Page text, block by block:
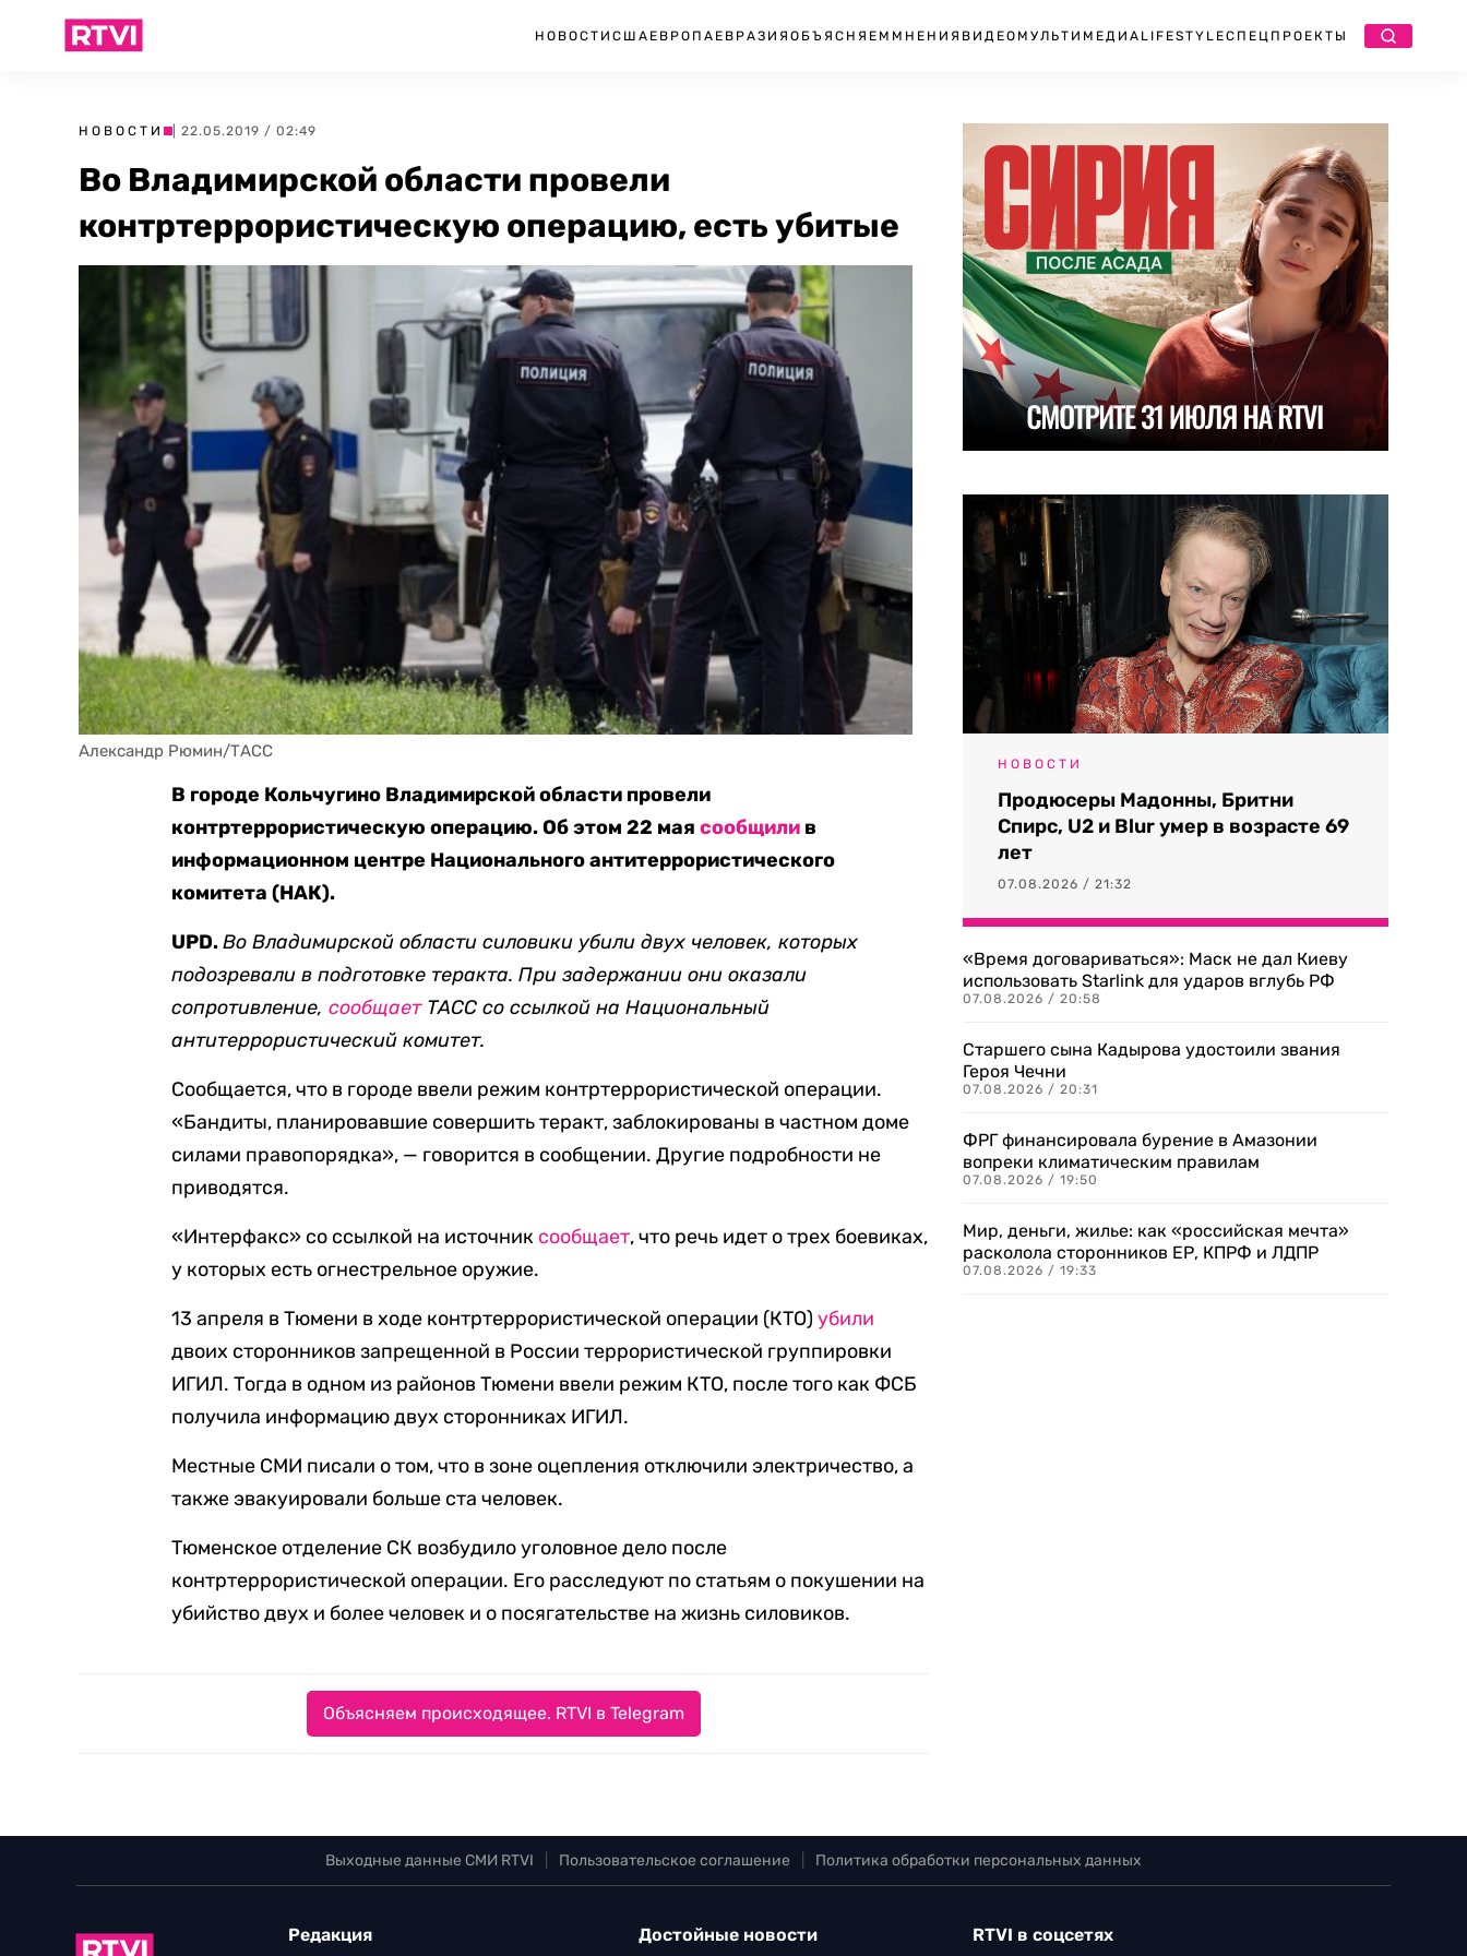
НОВОСТИ США ЕВРОПА ЕВРАЗИЯ ОБЪЯСНЯЕМ МНЕНИЯ ВИДЕО МУЛЬТИМЕДИА LIFESTYLEСПЕЦПРОЕКТЫ
НОВОСТИ | 22.05.2019 / 02:49
Во Владимирской области провели
контртеррористическую операцию, есть убитые
Александр Рюмин/ТАСС
В городе Кольчугино Владимирской области провели
контртеррористическую операцию. Об этом 22 маясообщили в
информационном центре Национального антитеррористического
комитета (НАК).
UPD. Во Владимирской области силовики убили двух человек, которых
подозревали в подготовке теракта. При задержании они оказали
сопротивление,сообщаетТАСС со ссылкой на Национальный
антитеррористический комитет.
Сообщается, что в городе ввели режим контртеррористической операции.
«Бандиты, планировавшие совершить теракт, заблокированы в частном доме
силами правопорядка», — говорится в сообщении. Другие подробности не
приводятся.
«Интерфакс» со ссылкой на источник сообщает, что речь идет о трех боевиках,
у которых есть огнестрельное оружие.
13 апреля в Тюмени в ходе контртеррористической операции (КТО)убили
двоих сторонников запрещенной в России террористической группировки
ИГИЛ. Тогда в одном из районов Тюмени ввели режим КТО, после того как ФСБ
получила информацию двух сторонниках ИГИЛ.
Местные СМИ писали о том, что в зоне оцепления отключили электричество, а
также эвакуировали больше ста человек.
Тюменское отделение СК возбудило уголовное дело после
контртеррористической операции. Его расследуют по статьям о покушении на
убийство двух и более человек и о посягательстве на жизнь силовиков.
Объясняем происходящее. RTVI в Telegram
НОВОСТИ
Продюсеры Мадонны, Бритни
Спирс, U2 и Blur умер в возрасте 69
лет
07.08.2026 / 21:32
«Время договариваться»: Маск не дал Киеву
использовать Starlink для ударов вглубь РФ
07.08.2026 / 20:58
Старшего сына Кадырова удостоили звания
Героя Чечни
07.08.2026 / 20:31
ФРГ финансировала бурение в Амазонии
вопреки климатическим правилам
07.08.2026 / 19:50
Мир, деньги, жилье: как «российская мечта»
расколола сторонников ЕР, КПРФ и ЛДПР
07.08.2026 / 19:33
Выходные данные СМИ RTVI Пользовательское соглашение Политика обработки персональных данных
Редакция Достойные новости RTVI в соцсетях